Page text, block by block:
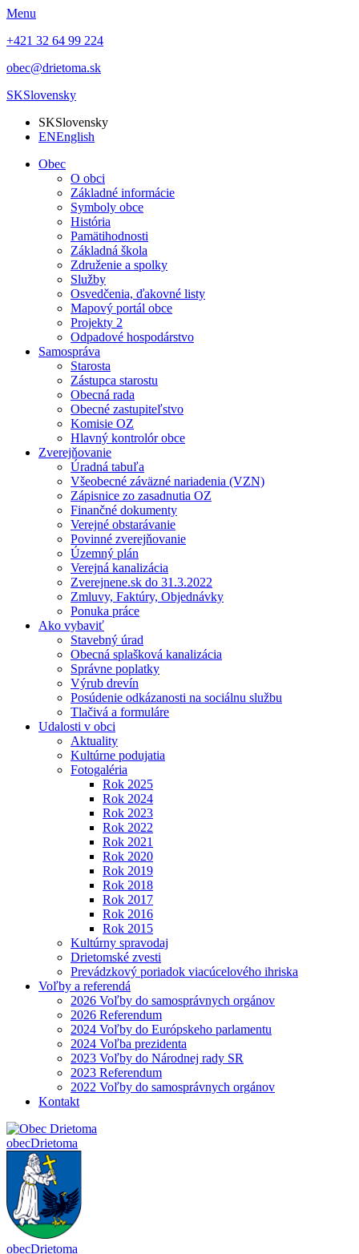
Menu
+421 32 64 99 224
obec@drietoma.sk
SKSlovensky
SKSlovensky
ENEnglish
Obec
O obci
Základné informácie
Symboly obce
História
Pamätihodnosti
Základná škola
Združenie a spolky
Služby
Osvedčenia, ďakovné listy
Mapový portál obce
Projekty 2
Odpadové hospodárstvo
Samospráva
Starosta
Zástupca starostu
Obecná rada
Obecné zastupiteľstvo
Komisie OZ
Hlavný kontrolór obce
Zverejňovanie
Úradná tabuľa
Všeobecné záväzné nariadenia (VZN)
Zápisnice zo zasadnutia OZ
Finančné dokumenty
Verejné obstarávanie
Povinné zverejňovanie
Územný plán
Verejná kanalizácia
Zverejnene.sk do 31.3.2022
Zmluvy, Faktúry, Objednávky
Ponuka práce
Ako vybaviť
Stavebný úrad
Obecná splašková kanalizácia
Správne poplatky
Výrub drevín
Posúdenie odkázanosti na sociálnu službu
Tlačivá a formuláre
Udalosti v obci
Aktuality
Kultúrne podujatia
Fotogaléria
Rok 2025
Rok 2024
Rok 2023
Rok 2022
Rok 2021
Rok 2020
Rok 2019
Rok 2018
Rok 2017
Rok 2016
Rok 2015
Kultúrny spravodaj
Drietomské zvesti
Prevádzkový poriadok viacúcelového ihriska
Voľby a referendá
2026 Voľby do samosprávnych orgánov
2026 Referendum
2024 Voľby do Európskeho parlamentu
2024 Voľba prezidenta
2023 Voľby do Národnej rady SR
2023 Referendum
2022 Voľby do samosprávnych orgánov
Kontakt
obecDrietoma
obecDrietoma